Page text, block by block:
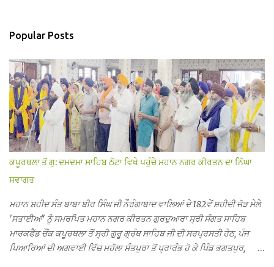
Popular Posts
ਕਪੂਰਥਲਾ ਤੋਂ ਗੁ: ਦਮਦਮਾ ਸਾਹਿਬ ਠੱਟਾ ਵਿਖੇ ਪਹੁੰਚੇ ਮਹਾਨ ਨਗਰ ਕੀਰਤਨ ਦਾ ਨਿੱਘਾ
ਸਵਾਗਤ
ਮਹਾਨ ਸ਼ਹੀਦ ਸੰਤ ਬਾਬਾ ਬੀਰ ਸਿੰਘ ਜੀ ਨੌਰੰਗਾਬਾਦ ਵਾਲਿਆਂ ਦੇ 182ਵੇਂ ਸ਼ਹੀਦੀ ਜੋੜ ਮੇਲੇ
'ਸਤਾਈਆਂ' ਨੂੰ ਸਮਰਪਿਤ ਮਹਾਨ ਨਗਰ ਕੀਰਤਨ ਗੁਰਦੁਆਰਾ ਸ੍ਰੀ ਸੰਗਤ ਸਾਹਿਬ
ਮਾਰਕਫੈੱਡ ਚੌਂਕ ਕਪੂਰਥਲਾ ਤੋਂ ਸ੍ਰੀ ਗੁਰੂ ਗ੍ਰੰਥ ਸਾਹਿਬ ਜੀ ਦੀ ਸਰਪ੍ਰਸਤੀ ਹੇਠ, ਪੰਜ
ਪਿਆਰਿਆਂ ਦੀ ਅਗਵਾਈ ਵਿੱਚ ਮਹੱਲਾ ਸੰਤਪੁਰਾ ਤੋਂ ਪ੍ਰਾਰੰਭ ਹੋ ਕੇ ਪਿੰਡ ਭਗਤਪੁਰ,